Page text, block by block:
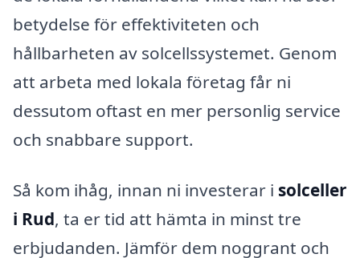
betydelse för effektiviteten och
hållbarheten av solcellssystemet. Genom
att arbeta med lokala företag får ni
dessutom oftast en mer personlig service
och snabbare support.
Så kom ihåg, innan ni investerar i solceller
i Rud, ta er tid att hämta in minst tre
erbjudanden. Jämför dem noggrant och